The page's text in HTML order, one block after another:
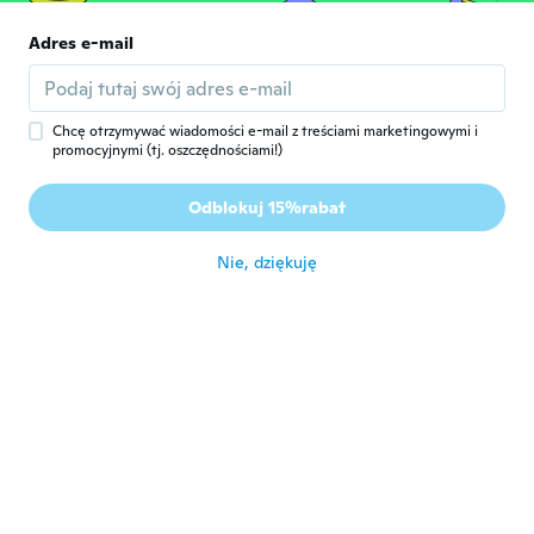
L lorna
Rok dołączenia 2020 · 32 opinie · 1 przesłane
około 3 roku temu
około 3 roku temu
Adres e-mail
Chcę otrzymywać wiadomości e-mail z treściami marketingowymi i
promocyjnymi (tj. oszczędnościami!)
Odblokuj 15%rabat
Nie, dziękuję